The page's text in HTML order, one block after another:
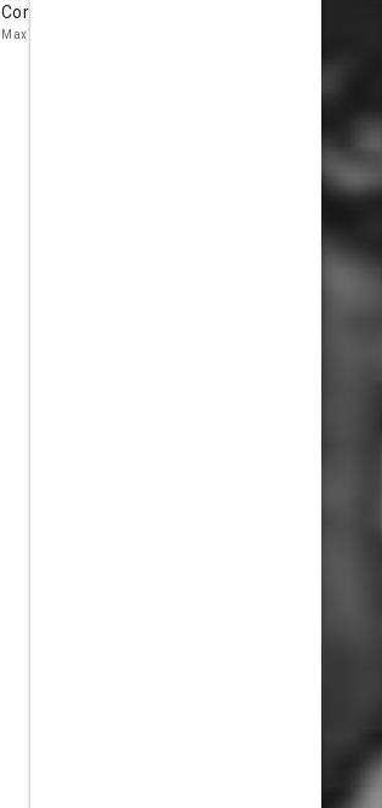
Corazzari
Maximiliano Rubín